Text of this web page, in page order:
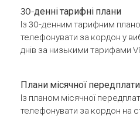
30-денні тарифні плани
Із 30-денним тарифним
телефонувати за кордон у
днів за низькими тарифами
Плани місячної передплати
Із планом місячної
телефонувати за кордон на